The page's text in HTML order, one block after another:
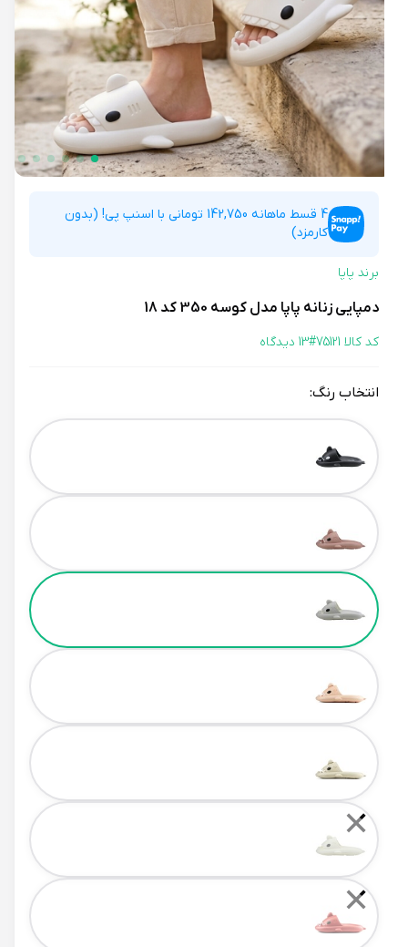
4 قسط ماهانه 142,750 تومانی با اسنپ پی! (بدون
کارمزد)
برند پاپا
دمپایی زنانه پاپا مدل کوسه 350 کد 18
کد کالا 75121# 13 دیدگاه
انتخاب رنگ:
Color
✕
✕